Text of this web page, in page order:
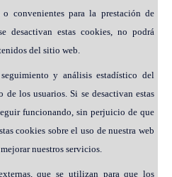
o convenientes para la prestación de
desactivan estas cookies, no podrá
del sitio web.
y análisis estadístico del
los usuarios. Si se desactivan estas
funcionando, sin perjuicio de que
cookies sobre el uso de nuestra web
nuestros servicios.
que se utilizan para que los